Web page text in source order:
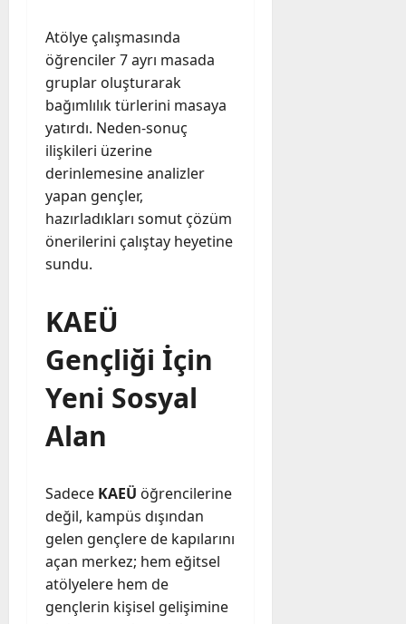
Atölye çalışmasında
öğrenciler 7 ayrı masada
gruplar oluşturarak
bağımlılık türlerini masaya
yatırdı. Neden-sonuç
ilişkileri üzerine
derinlemesine analizler
yapan gençler,
hazırladıkları somut çözüm
önerilerini çalıştay heyetine
sundu.
KAEÜ
Gençliği İçin
Yeni Sosyal
Alan
Sadece KAEÜ öğrencilerine
değil, kampüs dışından
gelen gençlere de kapılarını
açan merkez; hem eğitsel
atölyelere hem de
gençlerin kişisel gelişimine